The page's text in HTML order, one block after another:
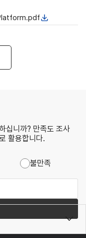
십니까? 만족도 조사
활용합니다.
불만족